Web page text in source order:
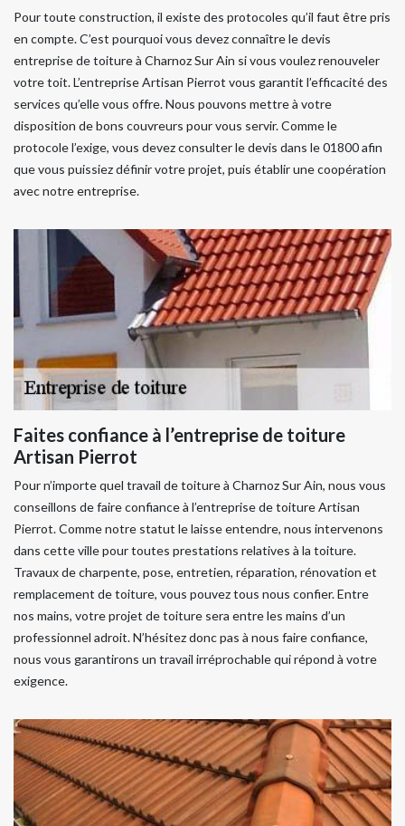
Pour toute construction, il existe des protocoles qu’il faut être pris
en compte. C’est pourquoi vous devez connaître le devis
entreprise de toiture à Charnoz Sur Ain si vous voulez renouveler
votre toit. L’entreprise Artisan Pierrot vous garantit l’efficacité des
services qu’elle vous offre. Nous pouvons mettre à votre
disposition de bons couvreurs pour vous servir. Comme le
protocole l’exige, vous devez consulter le devis dans le 01800 afin
que vous puissiez définir votre projet, puis établir une coopération
avec notre entreprise.
Faites confiance à l’entreprise de toiture
Artisan Pierrot
Pour n’importe quel travail de toiture à Charnoz Sur Ain, nous vous
conseillons de faire confiance à l’entreprise de toiture Artisan
Pierrot. Comme notre statut le laisse entendre, nous intervenons
dans cette ville pour toutes prestations relatives à la toiture.
Travaux de charpente, pose, entretien, réparation, rénovation et
remplacement de toiture, vous pouvez tous nous confier. Entre
nos mains, votre projet de toiture sera entre les mains d’un
professionnel adroit. N’hésitez donc pas à nous faire confiance,
nous vous garantirons un travail irréprochable qui répond à votre
exigence.